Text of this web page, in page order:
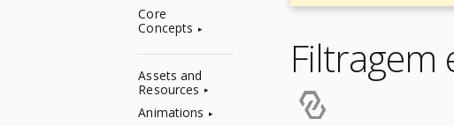
Core
Concepts
Assets and
Resources
Animations
Filtragem